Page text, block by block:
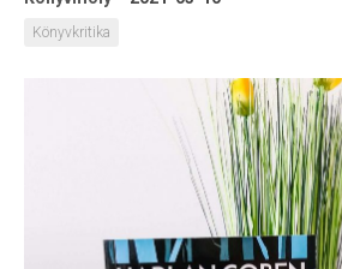
Kapcsolat
Könyvkritika